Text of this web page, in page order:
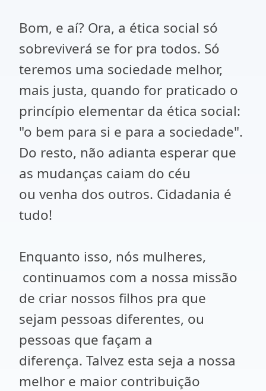
Bom, e aí? Ora, a ética social só
sobreviverá se for pra todos. Só
teremos uma sociedade melhor,
mais justa, quando for praticado o
princípio elementar da ética social:
"o bem para si e para a sociedade".
Do resto, não adianta esperar que
as mudanças caiam do céu
ou venha dos outros. Cidadania é
tudo!
Enquanto isso, nós mulheres,
continuamos com a nossa missão
de criar nossos filhos pra que
sejam pessoas diferentes, ou
pessoas que façam a
diferença. Talvez esta seja a nossa
melhor e maior contribuição